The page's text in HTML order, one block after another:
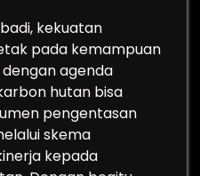
kekuatan
pada kemampuan
agenda
hutan bisa
pengentasan
skema
kepada